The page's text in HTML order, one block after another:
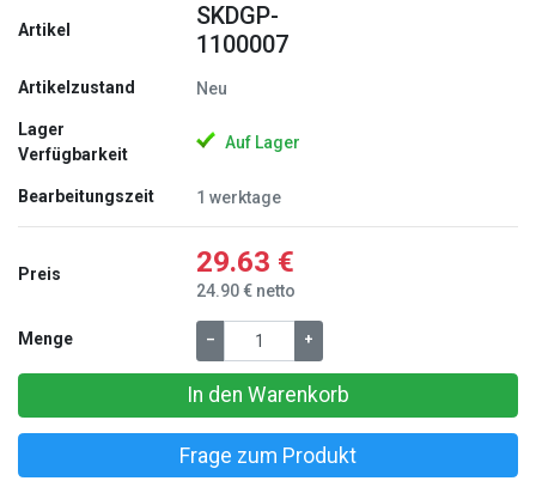
Artikel
SKDGP-
1100007
Artikelzustand Neu
Lager
Verfügbarkeit
Auf Lager
Bearbeitungszeit 1 werktage
Preis 29.63 €
24.90 € netto
Menge – +
In den Warenkorb
Frage zum Produkt